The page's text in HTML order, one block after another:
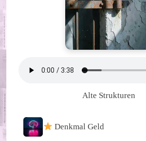
Alte Strukturen
Denkmal Geld